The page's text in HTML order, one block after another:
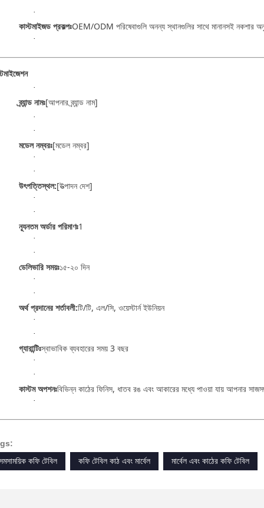
·
কাস্টমাইজড প্রকল্পঃOEM/ODM পরিষেবাগুলি অনন্য স্থানগুলির সাথে মানানসই নকশার
·
·
ব্র্যান্ড নামঃ[আপনার ব্র্যান্ড নাম]
·
·
মডেল নম্বরঃ[মডেল নম্বর]
·
·
উৎপত্তিস্থল:[উত্পাদন দেশ]
·
·
ন্যূনতম অর্ডার পরিমাণঃ1
·
·
ডেলিভারি সময়ঃ১৫-২০ দিন
·
·
অর্থ প্রদানের শর্তাবলী:টি/টি, এল/সি, ওয়েস্টার্ন ইউনিয়ন
·
·
গ্যারান্টিঃস্বাভাবিক ব্যবহারের সময় 3 বছর
·
·
কাস্টম অপশনঃবিভিন্ন কাঠের ফিনিস, ধাতব রঙ এবং আকারের মধ্যে পাওয়া যায় আপনার
·
কফি টেবিল
কফি টেবিল কাঠ এবং মার্বেল মার্বেল এবং কাঠের কফি টেবিল